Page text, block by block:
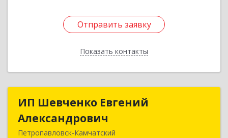
Отправить заявку
Показать контакты
Отправить заявку
Назад
ИП Шевченко Евгений
Александрович
Петропавловск-Камчатский
ИП Шевченко Евгений